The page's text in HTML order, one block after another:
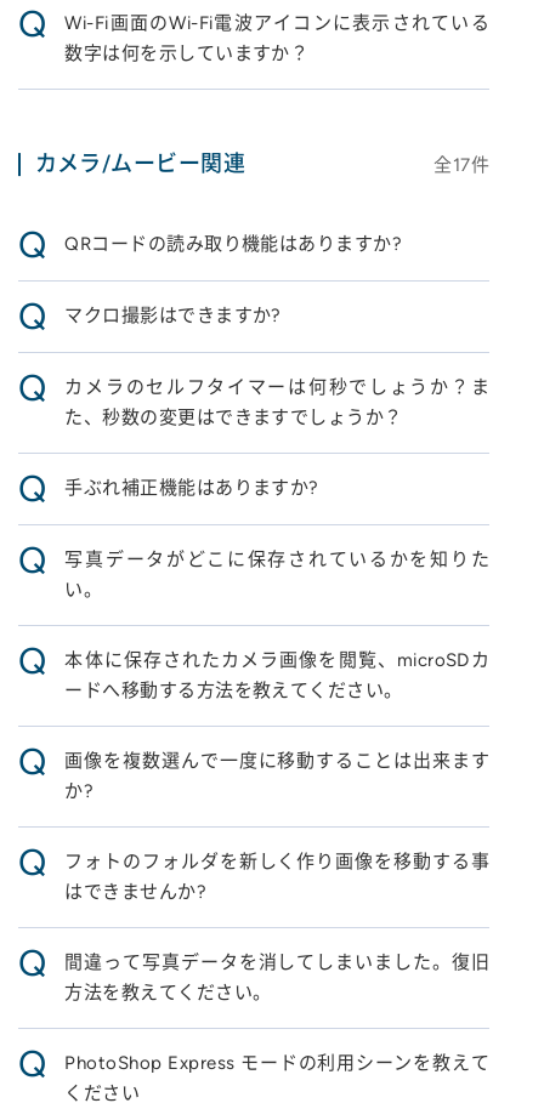
Q
Wi-Fi画面のWi-Fi電波アイコンに表示されている
数字は何を示していますか？
カメラ/ムービー関連 全17件
Q QRコードの読み取り機能はありますか?
Q マクロ撮影はできますか?
Q
カメラのセルフタイマーは何秒でしょうか？ま
た、秒数の変更はできますでしょうか？
Q 手ぶれ補正機能はありますか?
Q
写真データがどこに保存されているかを知りた
い。
Q
本体に保存されたカメラ画像を閲覧、microSDカ
ードへ移動する方法を教えてください。
Q
画像を複数選んで一度に移動することは出来ます
か?
Q
フォトのフォルダを新しく作り画像を移動する事
はできませんか?
Q
間違って写真データを消してしまいました。復旧
方法を教えてください。
Q
PhotoShop Express モードの利用シーンを教えて
ください